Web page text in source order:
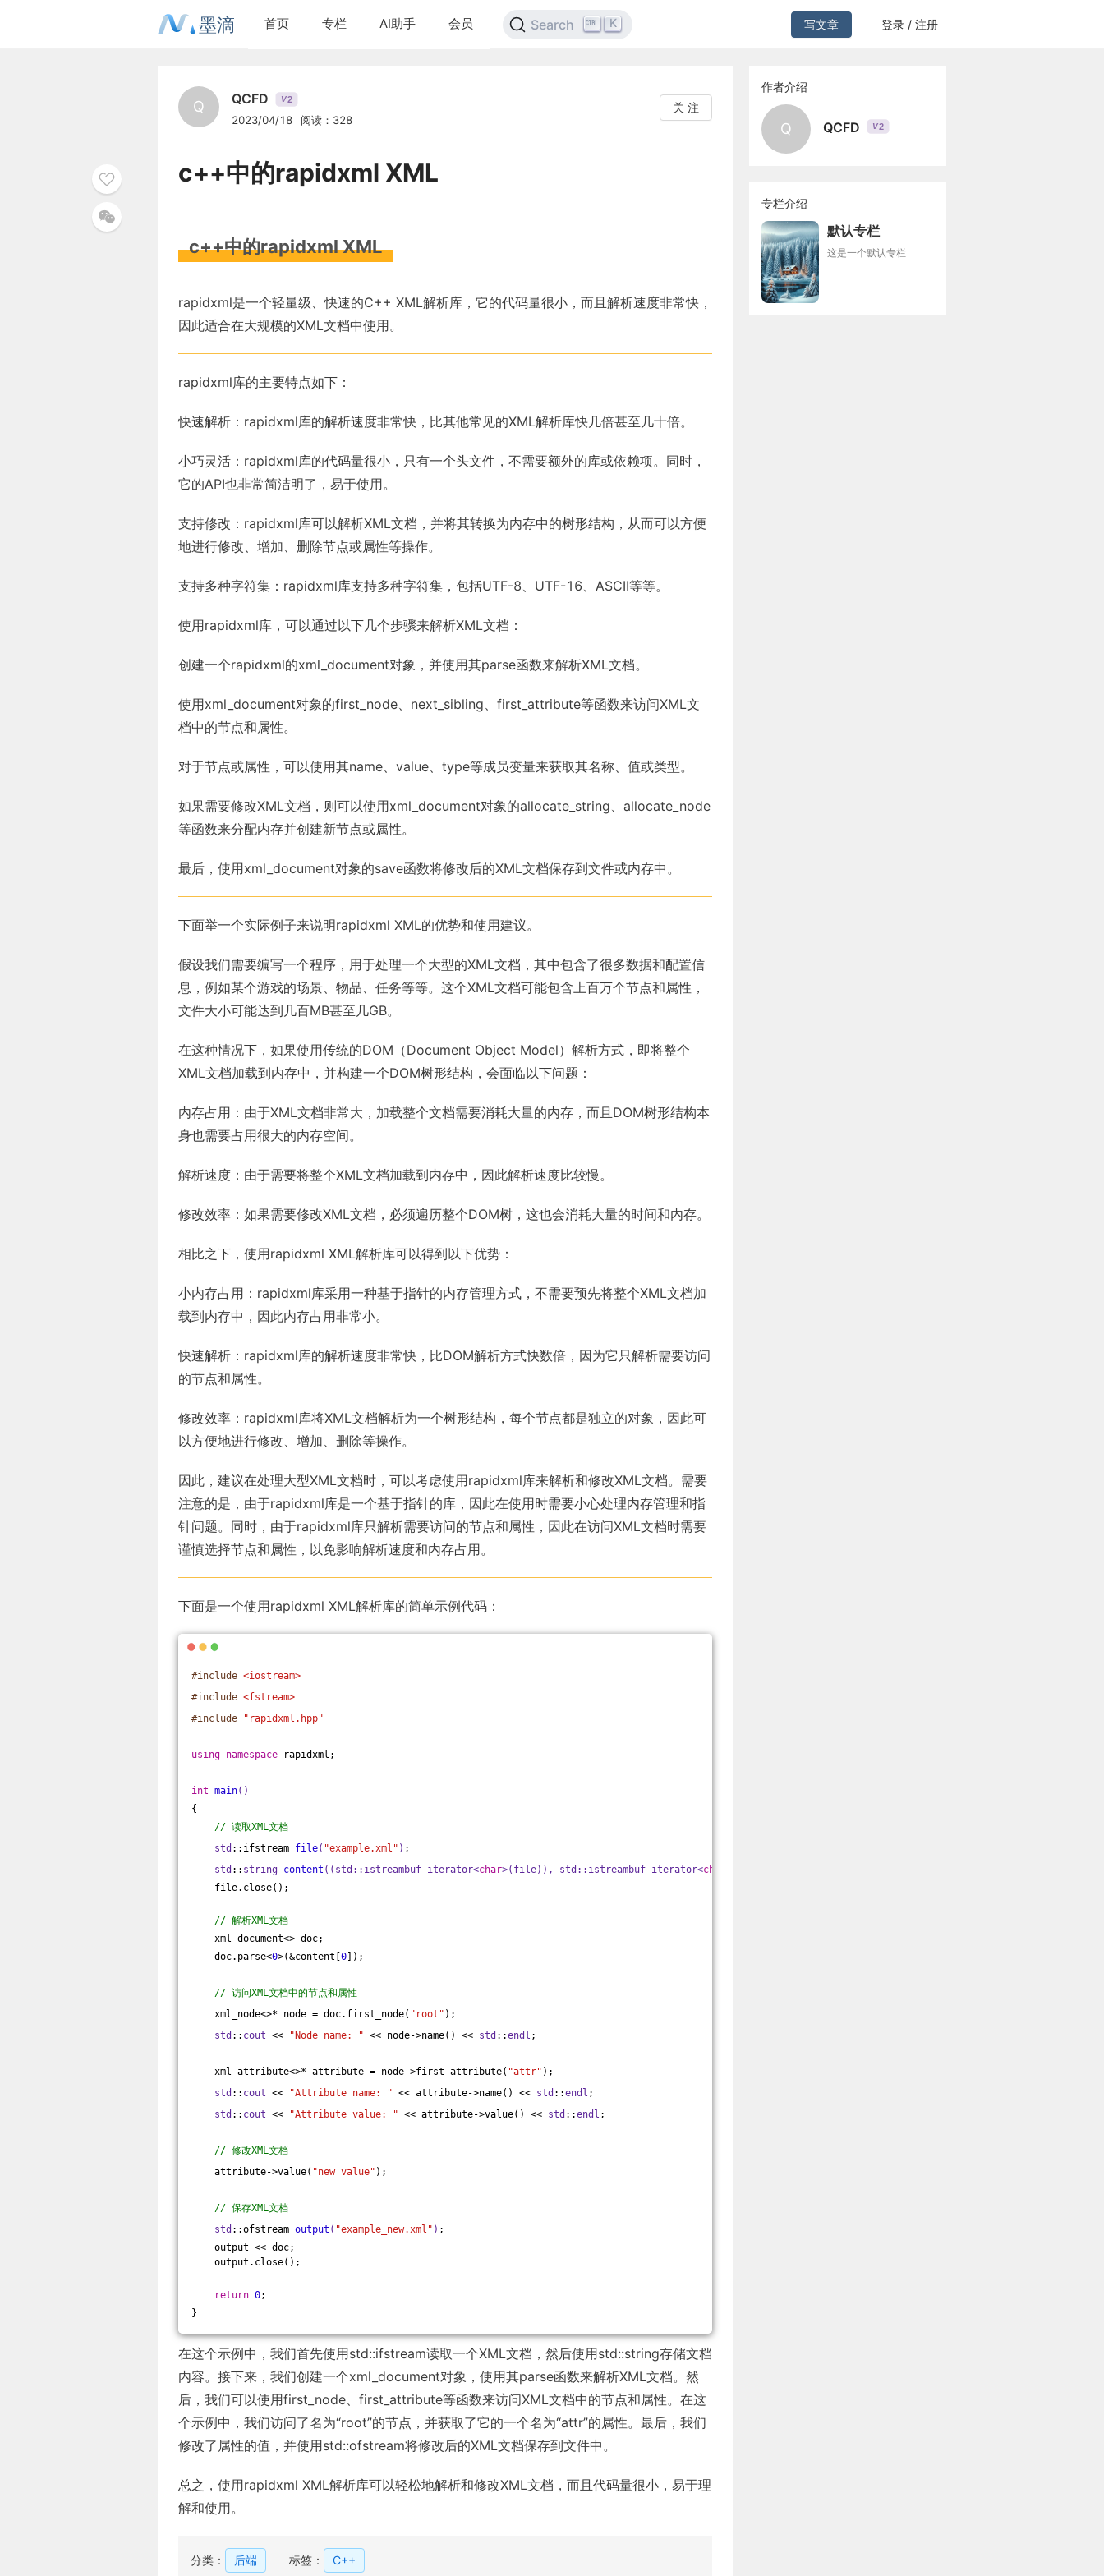
墨滴 首页 专栏 AI助手 会员 Search K 写文章 登录 / 注册
Q QCFD V2
2023/04/18 阅读：328
关 注
c++中的rapidxml XML
c++中的rapidxml XML
rapidxml是一个轻量级、快速的C++ XML解析库，它的代码量很小，而且解析速度非常快，
因此适合在大规模的XML文档中使用。
rapidxml库的主要特点如下：
快速解析：rapidxml库的解析速度非常快，比其他常见的XML解析库快几倍甚至几十倍。
小巧灵活：rapidxml库的代码量很小，只有一个头文件，不需要额外的库或依赖项。同时，
它的API也非常简洁明了，易于使用。
支持修改：rapidxml库可以解析XML文档，并将其转换为内存中的树形结构，从而可以方便
地进行修改、增加、删除节点或属性等操作。
支持多种字符集：rapidxml库支持多种字符集，包括UTF-8、UTF-16、ASCII等等。
使用rapidxml库，可以通过以下几个步骤来解析XML文档：
创建一个rapidxml的xml_document对象，并使用其parse函数来解析XML文档。
使用xml_document对象的first_node、next_sibling、first_attribute等函数来访问XML文
档中的节点和属性。
对于节点或属性，可以使用其name、value、type等成员变量来获取其名称、值或类型。
如果需要修改XML文档，则可以使用xml_document对象的allocate_string、allocate_node
等函数来分配内存并创建新节点或属性。
最后，使用xml_document对象的save函数将修改后的XML文档保存到文件或内存中。
下面举一个实际例子来说明rapidxml XML的优势和使用建议。
假设我们需要编写一个程序，用于处理一个大型的XML文档，其中包含了很多数据和配置信
息，例如某个游戏的场景、物品、任务等等。这个XML文档可能包含上百万个节点和属性，
文件大小可能达到几百MB甚至几GB。
在这种情况下，如果使用传统的DOM（Document Object Model）解析方式，即将整个
XML文档加载到内存中，并构建一个DOM树形结构，会面临以下问题：
内存占用：由于XML文档非常大，加载整个文档需要消耗大量的内存，而且DOM树形结构本
身也需要占用很大的内存空间。
解析速度：由于需要将整个XML文档加载到内存中，因此解析速度比较慢。
修改效率：如果需要修改XML文档，必须遍历整个DOM树，这也会消耗大量的时间和内存。
相比之下，使用rapidxml XML解析库可以得到以下优势：
小内存占用：rapidxml库采用一种基于指针的内存管理方式，不需要预先将整个XML文档加
载到内存中，因此内存占用非常小。
快速解析：rapidxml库的解析速度非常快，比DOM解析方式快数倍，因为它只解析需要访问
的节点和属性。
修改效率：rapidxml库将XML文档解析为一个树形结构，每个节点都是独立的对象，因此可
以方便地进行修改、增加、删除等操作。
因此，建议在处理大型XML文档时，可以考虑使用rapidxml库来解析和修改XML文档。需要
注意的是，由于rapidxml库是一个基于指针的库，因此在使用时需要小心处理内存管理和指
针问题。同时，由于rapidxml库只解析需要访问的节点和属性，因此在访问XML文档时需要
谨慎选择节点和属性，以免影响解析速度和内存占用。
下面是一个使用rapidxml XML解析库的简单示例代码：
#include <iostream>
#include <fstream>
#include "rapidxml.hpp"
using namespace rapidxml;
int main()
{
// 读取XML文档
std ::ifstream file( "example.xml" ) ;
std :: string content (( std ::istreambuf_iterator<char>(file)), std ::istreambuf_iterator<char
file.close();
// 解析XML文档
xml_document<> doc;
doc.parse<0>(&content[ 0 ]);
// 访问XML文档中的节点和属性
xml_node<>* node = doc.first_node( "root" );
std :: cout << "Node name: " << node->name() << std ::endl ;
xml_attribute<>* attribute = node->first_attribute( "attr" );
std :: cout << "Attribute name: " << attribute->name() << std ::endl ;
std :: cout << "Attribute value: " << attribute->value() << std ::endl ;
// 修改XML文档
attribute->value( "new value" );
// 保存XML文档
std ::ofstream output ( "example_new.xml" ) ;
output << doc;
output.close();
return 0;
}
在这个示例中，我们首先使用std::ifstream读取一个XML文档，然后使用std::string存储文档
内容。接下来，我们创建一个xml_document对象，使用其parse函数来解析XML文档。然
后，我们可以使用first_node、first_attribute等函数来访问XML文档中的节点和属性。在这
个示例中，我们访问了名为“root”的节点，并获取了它的一个名为“attr”的属性。最后，我们
修改了属性的值，并使用std::ofstream将修改后的XML文档保存到文件中。
总之，使用rapidxml XML解析库可以轻松地解析和修改XML文档，而且代码量很小，易于理
解和使用。
分类： 后端 标签： C++
作者介绍
Q QCFD V2
专栏介绍
默认专栏
这是一个默认专栏